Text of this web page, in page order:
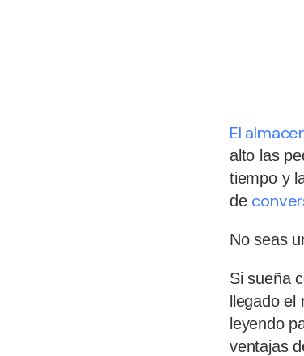
El
alto las
tiempo y
de
No seas
Si sueña
llegado el
leyendo
ventajas